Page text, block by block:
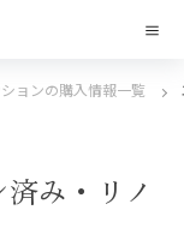
ョンの購入情報一覧
み・リノ